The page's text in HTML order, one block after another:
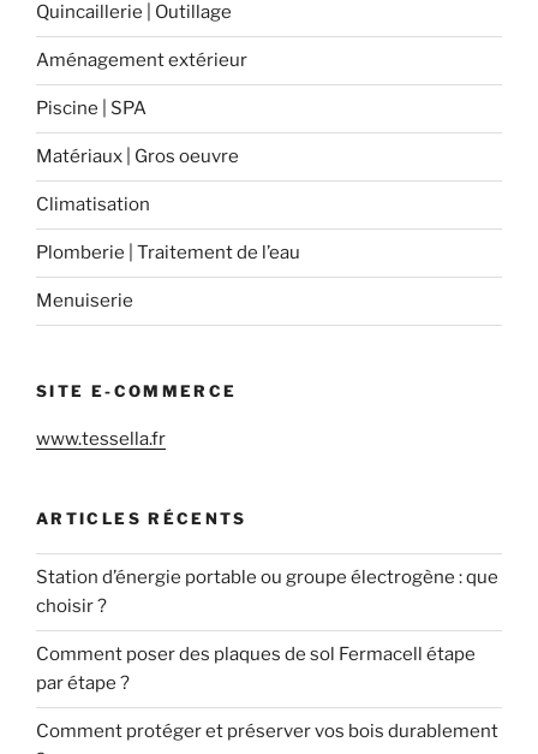
Quincaillerie | Outillage
Aménagement extérieur
Piscine | SPA
Matériaux | Gros oeuvre
Climatisation
Plomberie | Traitement de l’eau
Menuiserie
SITE E-COMMERCE
www.tessella.fr
ARTICLES RÉCENTS
Station d’énergie portable ou groupe électrogène : que
choisir ?
Comment poser des plaques de sol Fermacell étape
par étape ?
Comment protéger et préserver vos bois durablement